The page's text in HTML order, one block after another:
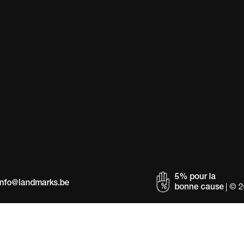
info@landmarks.be
5% pour la
bonne cause
| ©